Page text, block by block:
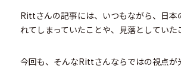
Rittさんの記事には、いつもながら、日
れてしまっていたことや、見落としていた
今回も、そんなRittさんならではの視点が